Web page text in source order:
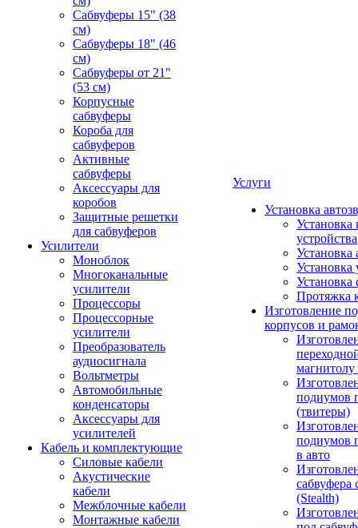
Сабвуферы 15" (38
см)
Сабвуферы 18" (46
см)
Сабвуферы от 21"
(53 см)
Корпусные
сабвуферы
Короба для
сабвуферов
Активные
сабвуферы
Аксессуары для
коробов
Защитные решетки
для сабвуферов
Усилители
Моноблок
Многоканальные
усилители
Процессоры
Процессорные
усилители
Преобразователь
аудиосигнала
Вольтметры
Автомобильные
конденсаторы
Аксессуары для
усилителей
Кабель и комплектующие
Силовые кабели
Акустические
кабели
Межблочные кабели
Монтажные кабели
Услуги
Установка
Установка
устройства
Установка
Установка
Установка
Протяжка
Изготовление
корпусов и
подиумов
(твитеры)
подиумов
в авто
сабвуфера
(Stealth)